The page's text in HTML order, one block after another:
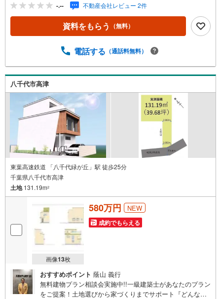
がありますので、ご迷惑をお掛けしない為にもお早めにお
問い合わせ下さいませ。・ご案内の際は、実際の生活がイ
メージできるように、ご希望に合わせて学校やスーパー等
件に合わせ、各種金融機関から無理のない最適なプランを
さいませ。〈その他〉・仲介による売却の他、ご希望に応
じて当社にて買取のご相談にも応じます。・掲載物件以外
にも多数物件を揃えております。お気軽にお問い合わせ下
さいませ。
-.-- 不動産会社レビュー 2件
資料をもらう （無料）
電話する （通話料無料）
八千代市高津
東葉高速鉄道 「八千代緑が丘」駅 徒歩25分
千葉県八千代市高津
土地131.19m2
画像13枚
580万円 NEW
成約でもらえる
おすすめポイント 蔭山 義行
無料建物プラン相談会実施中!!一級建築士があなたのプラン
をご提案！土地選びから家づくりまでサポート『どんな家